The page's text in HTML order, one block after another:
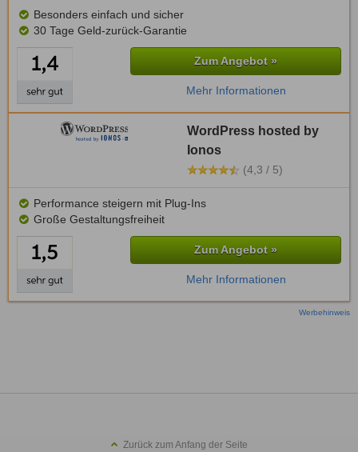
Besonders einfach und sicher
30 Tage Geld-zurück-Garantie
Zum Angebot »
Mehr Informationen
WordPress hosted by
Ionos
(4,3 / 5)
Performance steigern mit Plug-Ins
Große Gestaltungsfreiheit
Zum Angebot »
Mehr Informationen
Werbehinweis
Zurück zum Anfang der Seite